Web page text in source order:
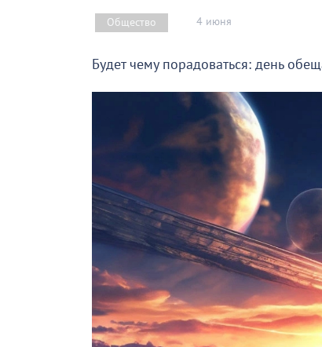
Общество 4 июня
Будет чему порадоваться: день